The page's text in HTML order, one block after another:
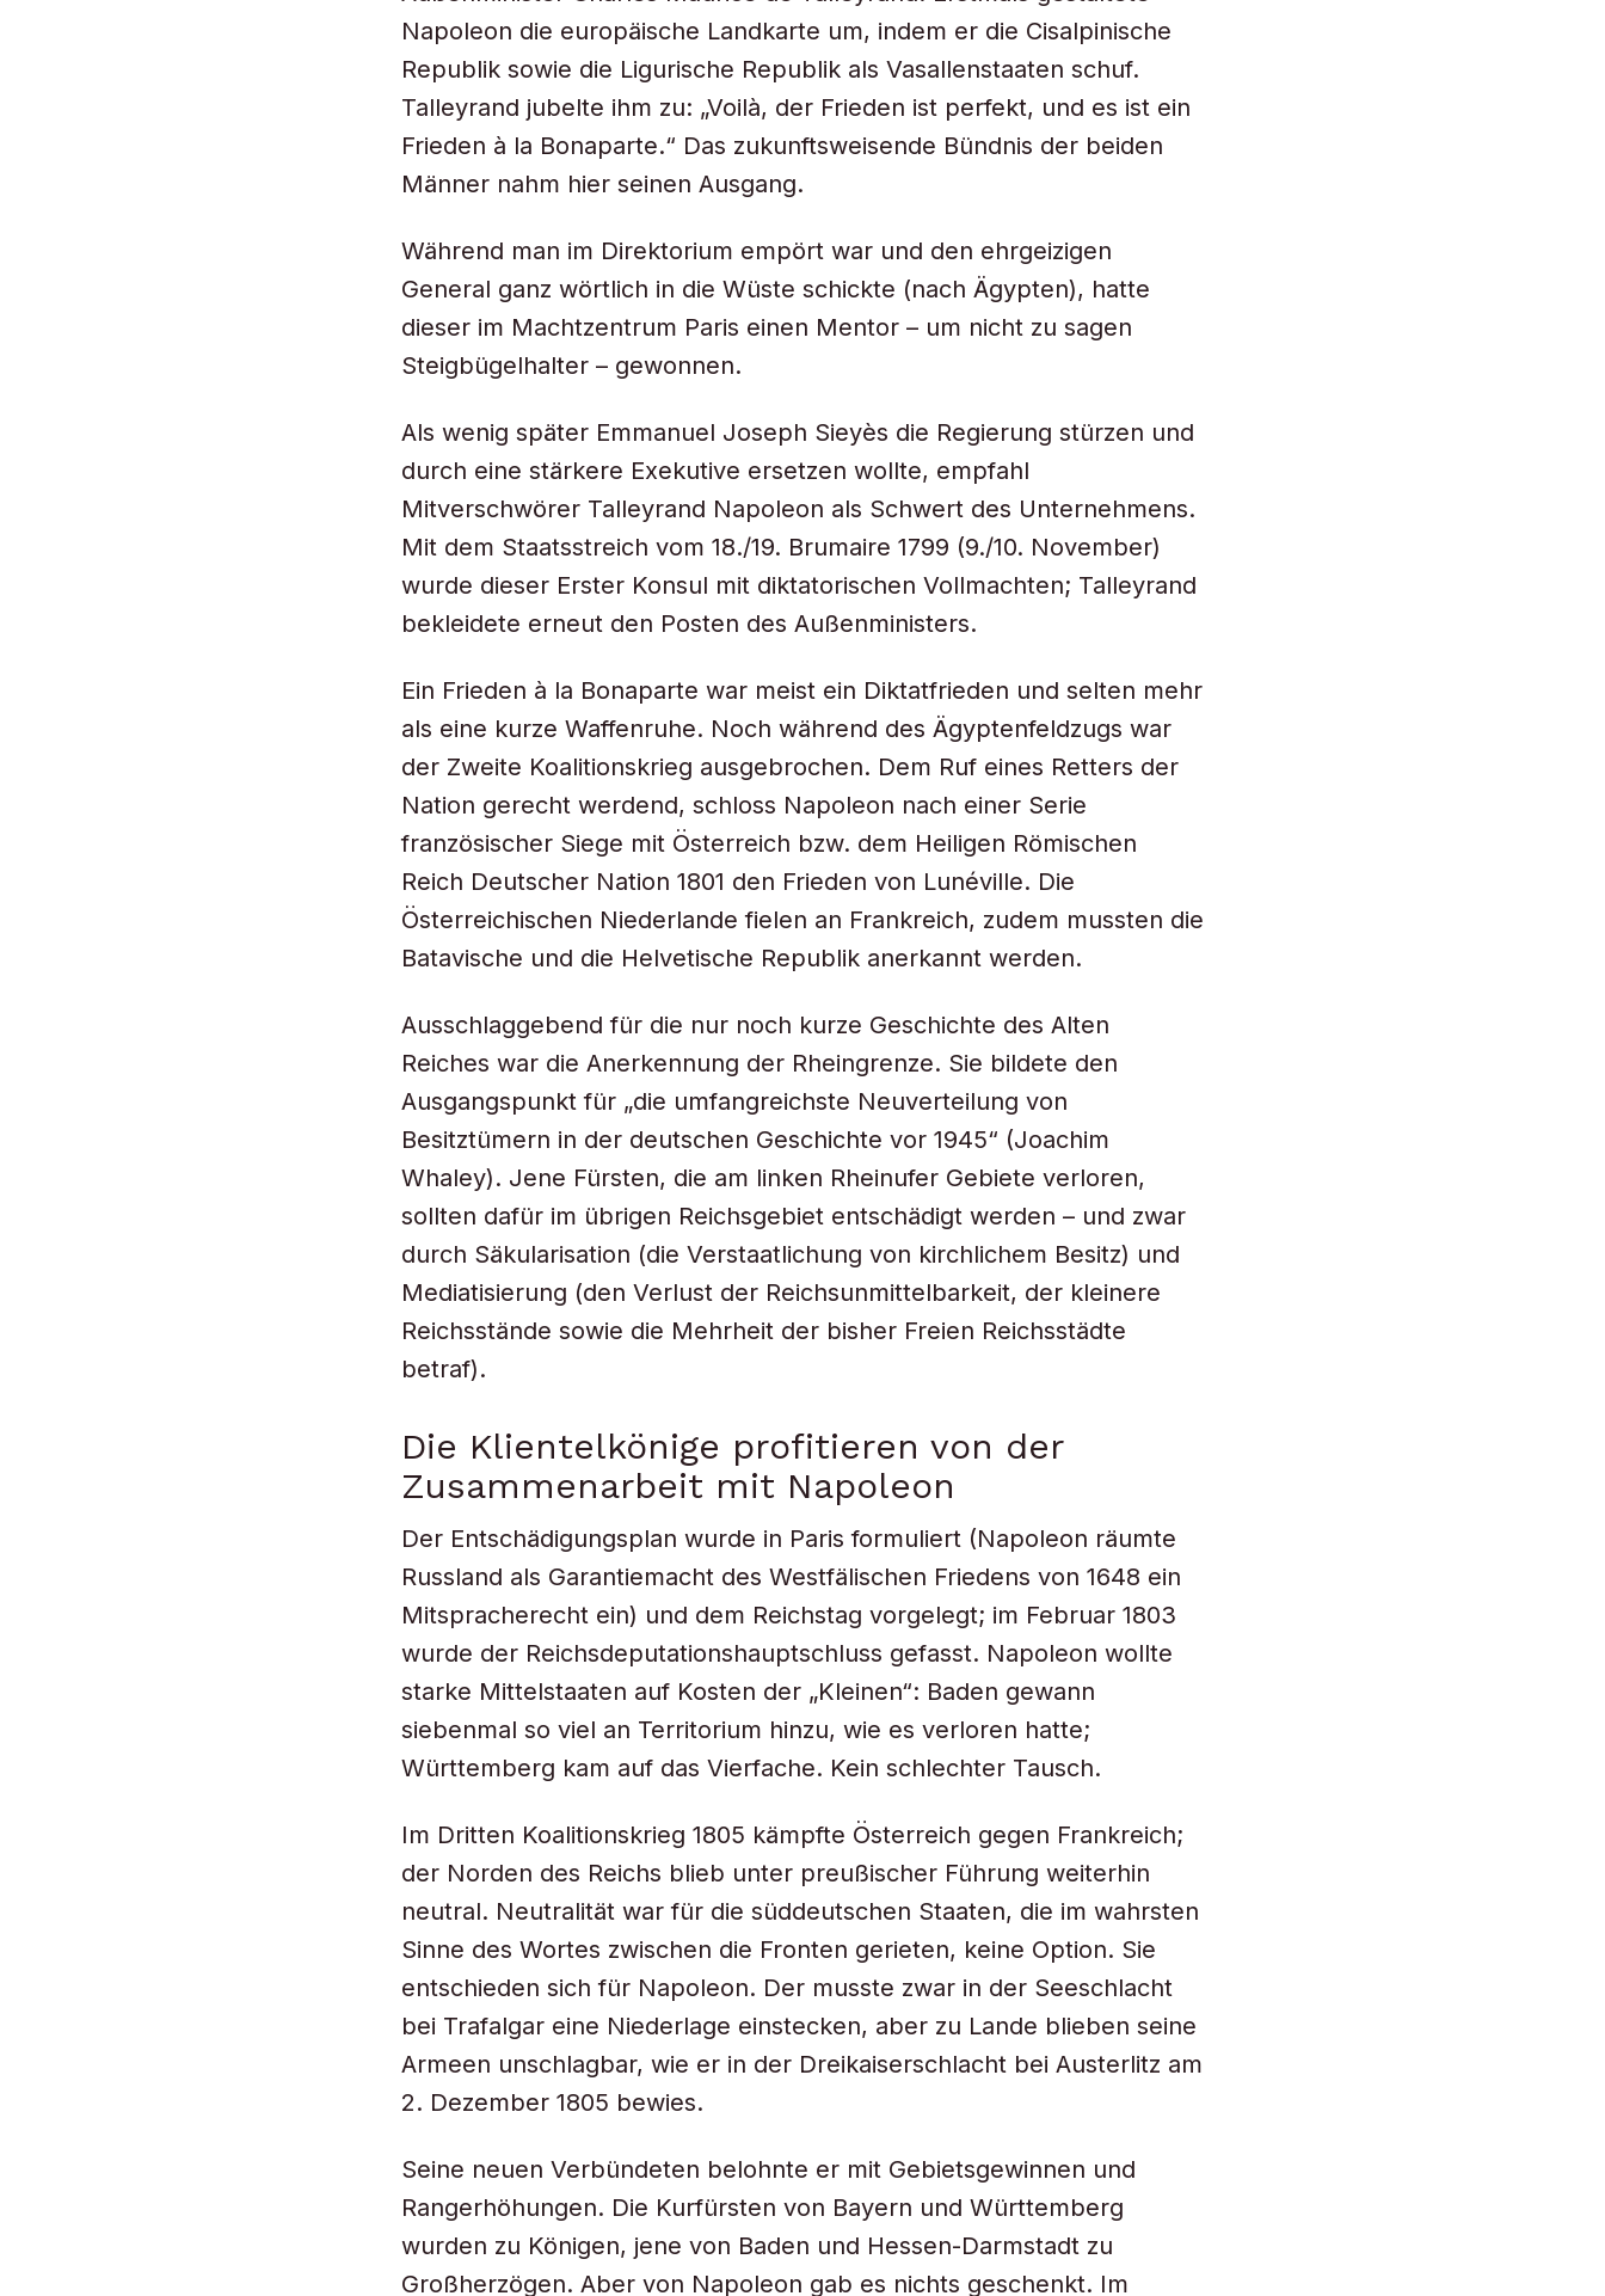
Napoleon die europäische Landkarte um, indem er die Cisalpinische
Republik sowie die Ligurische Republik als Vasallenstaaten schuf.
Talleyrand jubelte ihm zu: „Voilà, der Frieden ist perfekt, und es ist ein
Frieden à la Bonaparte.“ Das zukunftsweisende Bündnis der beiden
Männer nahm hier seinen Ausgang.
Während man im Direktorium empört war und den ehrgeizigen
General ganz wörtlich in die Wüste schickte (nach Ägypten), hatte
dieser im Machtzentrum Paris einen Mentor – um nicht zu sagen
Steigbügelhalter – gewonnen.
Als wenig später Emmanuel Joseph Sieyès die Regierung stürzen und
durch eine stärkere Exekutive ersetzen wollte, empfahl
Mitverschwörer Talleyrand Napoleon als Schwert des Unternehmens.
Mit dem Staatsstreich vom 18./19. Brumaire 1799 (9./10. November)
wurde dieser Erster Konsul mit diktatorischen Vollmachten; Talleyrand
bekleidete erneut den Posten des Außenministers.
Ein Frieden à la Bonaparte war meist ein Diktatfrieden und selten mehr
als eine kurze Waffenruhe. Noch während des Ägyptenfeldzugs war
der Zweite Koalitionskrieg ausgebrochen. Dem Ruf eines Retters der
Nation gerecht werdend, schloss Napoleon nach einer Serie
französischer Siege mit Österreich bzw. dem Heiligen Römischen
Reich Deutscher Nation 1801 den Frieden von Lunéville. Die
Österreichischen Niederlande fielen an Frankreich, zudem mussten die
Batavische und die Helvetische Republik anerkannt werden.
Ausschlaggebend für die nur noch kurze Geschichte des Alten
Reiches war die Anerkennung der Rheingrenze. Sie bildete den
Ausgangspunkt für „die umfangreichste Neuverteilung von
Besitztümern in der deutschen Geschichte vor 1945“ (Joachim
Whaley). Jene Fürsten, die am linken Rheinufer Gebiete verloren,
sollten dafür im übrigen Reichsgebiet entschädigt werden – und zwar
durch Säkularisation (die Verstaatlichung von kirchlichem Besitz) und
Mediatisierung (den Verlust der Reichsunmittelbarkeit, der kleinere
Reichsstände sowie die Mehrheit der bisher Freien Reichsstädte
betraf).
Die Klientelkönige profitieren von der
Zusammenarbeit mit Napoleon
Der Entschädigungsplan wurde in Paris formuliert (Napoleon räumte
Russland als Garantiemacht des Westfälischen Friedens von 1648 ein
Mitspracherecht ein) und dem Reichstag vorgelegt; im Februar 1803
wurde der Reichsdeputationshauptschluss gefasst. Napoleon wollte
starke Mittelstaaten auf Kosten der „Kleinen“: Baden gewann
siebenmal so viel an Territorium hinzu, wie es verloren hatte;
Württemberg kam auf das Vierfache. Kein schlechter Tausch.
Im Dritten Koalitionskrieg 1805 kämpfte Österreich gegen Frankreich;
der Norden des Reichs blieb unter preußischer Führung weiterhin
neutral. Neutralität war für die süddeutschen Staaten, die im wahrsten
Sinne des Wortes zwischen die Fronten gerieten, keine Option. Sie
entschieden sich für Napoleon. Der musste zwar in der Seeschlacht
bei Trafalgar eine Niederlage einstecken, aber zu Lande blieben seine
Armeen unschlagbar, wie er in der Dreikaiserschlacht bei Austerlitz am
2. Dezember 1805 bewies.
Seine neuen Verbündeten belohnte er mit Gebietsgewinnen und
Rangerhöhungen. Die Kurfürsten von Bayern und Württemberg
wurden zu Königen, jene von Baden und Hessen-Darmstadt zu
Großherzögen. Aber von Napoleon gab es nichts geschenkt. Im